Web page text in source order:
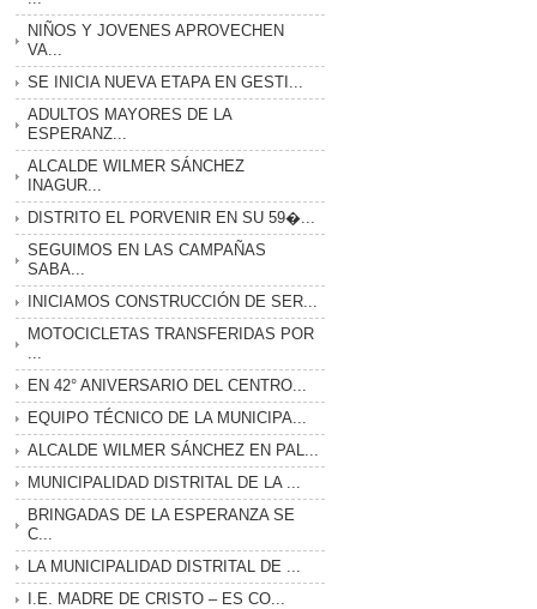
NIÑOS Y JOVENES APROVECHEN
VA...
SE INICIA NUEVA ETAPA EN GESTI...
ADULTOS MAYORES DE LA
ESPERANZ...
ALCALDE WILMER SÁNCHEZ
INAGUR...
DISTRITO EL PORVENIR EN SU 59�...
SEGUIMOS EN LAS CAMPAÑAS
SABA...
INICIAMOS CONSTRUCCIÓN DE SER...
MOTOCICLETAS TRANSFERIDAS POR
EN 42° ANIVERSARIO DEL CENTRO...
EQUIPO TÉCNICO DE LA MUNICIPA...
ALCALDE WILMER SÁNCHEZ EN PAL...
MUNICIPALIDAD DISTRITAL DE LA ...
BRINGADAS DE LA ESPERANZA SE
C...
LA MUNICIPALIDAD DISTRITAL DE ...
I.E. MADRE DE CRISTO – ES CO...